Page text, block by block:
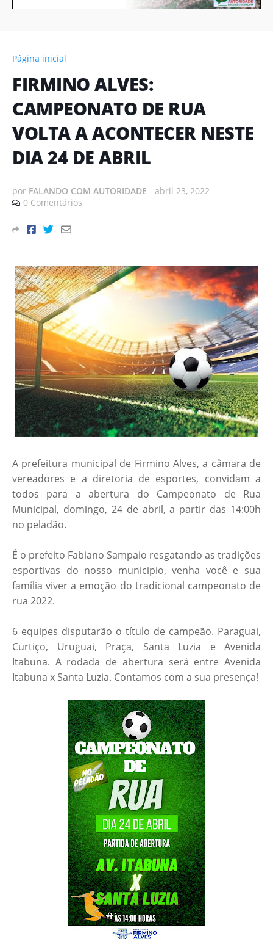
Página inicial
FIRMINO ALVES:
CAMPEONATO DE RUA
VOLTA A ACONTECER NESTE
DIA 24 DE ABRIL
por FALANDO COM AUTORIDADE - abril 23, 2022
0 Comentários
A prefeitura municipal de Firmino Alves, a câmara de
vereadores e a diretoria de esportes, convidam a
todos para a abertura do Campeonato de Rua
Municipal, domingo, 24 de abril, a partir das 14:00h
no peladão.
É o prefeito Fabiano Sampaio resgatando as tradições
esportivas do nosso municipio, venha você e sua
família viver a emoção do tradicional campeonato de
rua 2022.
6 equipes disputarão o título de campeão. Paraguai,
Curtiço, Uruguai, Praça, Santa Luzia e Avenida
Itabuna. A rodada de abertura será entre Avenida
Itabuna x Santa Luzia. Contamos com a sua presença!